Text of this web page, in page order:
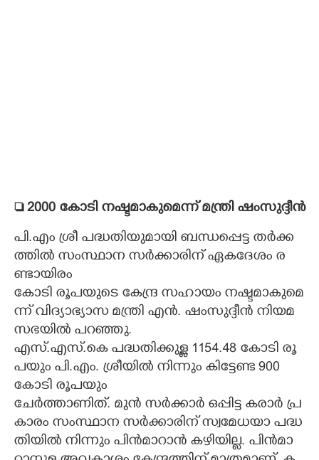
 2000​ ​കോ​ടി​ ​ന​ഷ്ട​മാ​കു​മെ​ന്ന് മ​ന്ത്രി​ ​ഷം​സു​ദ്ദീൻ
​പി.​എം​ ​ശ്രീ​ ​പ​ദ്ധ​തി​യു​മാ​യി​ ​ബ​ന്ധ​പ്പെ​ട്ട​ ​ത​ർ​ക്ക​
ത്തി​ൽ​ ​സം​സ്ഥാ​ന​ ​സ​ർ​ക്കാ​രി​ന് ​ഏ​ക​ദേ​ശം​ ​ര​
ണ്ടാ​യി​രം
കോ​ടി​ ​രൂ​പ​യു​ടെ​ ​കേ​ന്ദ്ര​ ​സ​ഹാ​യം​ ​ന​ഷ്ട​മാ​കു​മെ​
ന്ന് ​വി​ദ്യാ​ഭ്യാ​സ​ ​മ​ന്ത്രി​ ​എ​ൻ.​ ​ഷം​സു​ദ്ദീ​ൻ​ ​നി​യ​മ​
സ​ഭ​യി​ൽ​ ​പ​റ​ഞ്ഞു.
എ​സ്.​എ​സ്.​കെ​ ​പ​ദ്ധ​തി​ക്കു​ള്ള​ 1154.48​ ​കോ​ടി​ ​രൂ​
പ​യും​ ​പി.​എം.​ ​ശ്രീ​യി​ൽ​ ​നി​ന്നും​ ​കി​ട്ടേ​ണ്ട​ 900​ ​
കോ​ടി​ ​രൂ​പ​യും
ചേ​ർ​ത്താ​ണി​ത്.​ ​മു​ൻ​ ​സ​ർ​ക്കാ​ർ​ ​ഒ​പ്പി​ട്ട​ ​ക​രാ​ർ​ ​പ്ര​
കാ​രം​ ​സം​സ്ഥാ​ന​ ​സ​ർ​ക്കാ​രി​ന് ​സ്വ​മേ​ധ​യാ​ ​പ​ദ്ധ​
തി​യി​ൽ​ ​നി​ന്നും​ ​പി​ൻ​മാ​റാ​ൻ​ ​ക​ഴി​യി​ല്ല.​ ​പി​ൻ​മാ​